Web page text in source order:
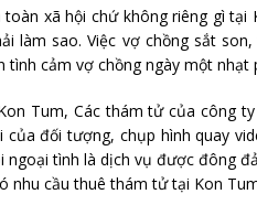
xã hội chứ không riêng gì tại
làm sao. Việc vợ chồng sắt
cảm vợ chồng ngày một nhạt
Tum, Các thám tử của công
đối tượng, chụp hình quay
tình là dịch vụ được đông
nhu cầu thuê thám tử tại Kon